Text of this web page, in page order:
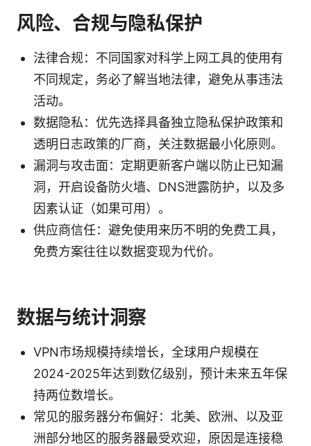
风险、合规与隐私保护
法律合规：不同国家对科学上网工具的使用有
不同规定，务必了解当地法律，避免从事违法
活动。
数据隐私：优先选择具备独立隐私保护政策和
透明日志政策的厂商，关注数据最小化原则。
漏洞与攻击面：定期更新客户端以防止已知漏
洞，开启设备防火墙、DNS泄露防护，以及多
因素认证（如果可用）。
供应商信任：避免使用来历不明的免费工具，
免费方案往往以数据变现为代价。
数据与统计洞察
VPN市场规模持续增长，全球用户规模在
2024-2025年达到数亿级别，预计未来五年保
持两位数增长。
常见的服务器分布偏好：北美、欧洲、以及亚
洲部分地区的服务器最受欢迎，原因是连接稳